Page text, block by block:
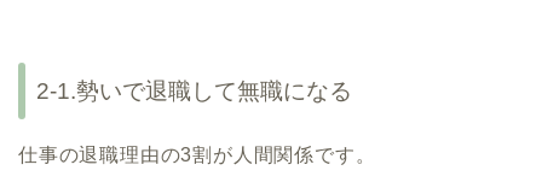
2-1.勢いで退職して無職になる
仕事の退職理由の3割が人間関係です。